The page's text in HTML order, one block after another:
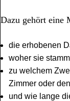
Dazu gehört
die erhobenen
woher sie
zu welchem
Zimmer oder
und wie lange